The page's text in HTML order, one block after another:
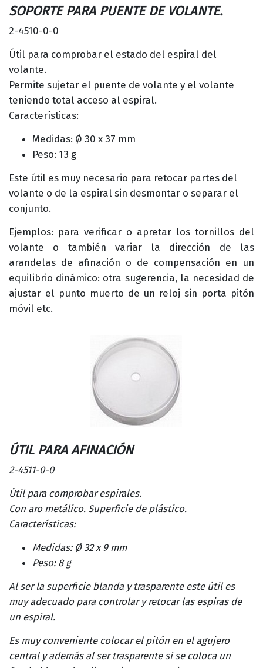
SOPORTE PARA PUENTE DE VOLANTE.
2-4510-0-0
Útil para comprobar el estado del espiral del
volante.
Permite sujetar el puente de volante y el volante
teniendo total acceso al espiral.
Características:
Medidas: Ø 30 x 37 mm
Peso: 13 g
Este útil es muy necesario para retocar partes del
volante o de la espiral sin desmontar o separar el
conjunto.
Ejemplos: para verificar o apretar los tornillos del
volante o también variar la dirección de las
arandelas de afinación o de compensación en un
equilibrio dinámico: otra sugerencia, la necesidad de
ajustar el punto muerto de un reloj sin porta pitón
móvil etc.
ÚTIL PARA AFINACIÓN
2-4511-0-0
Útil para comprobar espirales.
Con aro metálico. Superficie de plástico.
Características:
Medidas: Ø 32 x 9 mm
Peso: 8 g
Al ser la superficie blanda y trasparente este útil es
muy adecuado para controlar y retocar las espiras de
un espiral.
Es muy conveniente colocar el pitón en el agujero
central y además al ser trasparente si se coloca un